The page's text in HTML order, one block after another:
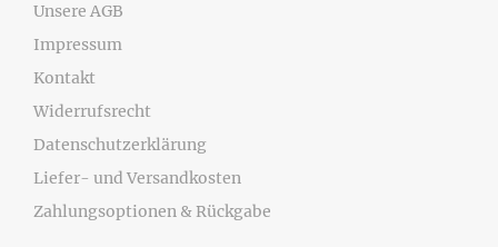
Unsere AGB
Impressum
Kontakt
Widerrufsrecht
Datenschutzerklärung
Liefer- und Versandkosten
Zahlungsoptionen & Rückgabe